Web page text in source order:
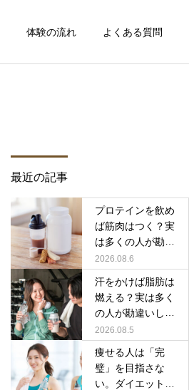
体験の流れ よくある質問
健康と食事
毎日体重を測るべき？増え
た日に落ち込まなくていい
理由
最近の記事
プロテインを飲め
ば筋肉はつく？実
は多くの人が勘違
いしていること
2026.08.6
汗をかけば脂肪は
燃える？実は多く
の人が勘違いして
いること
2026.08.5
痩せる人は「完
璧」を目指さな
い。ダイエットが